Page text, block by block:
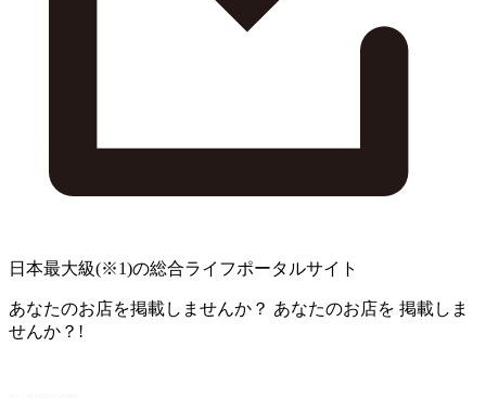
日本最大級(※1)の総合ライフポータルサイト
あなたのお店を掲載しませんか？ あなたのお店を 掲載しま
せんか？!